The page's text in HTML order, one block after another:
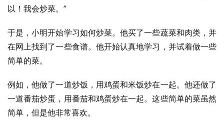
以！我会炒菜。”
于是，小明开始学习如何炒菜。他买了一些蔬菜和肉类，并
在网上找到了一些食谱。他开始认真地学习，并试着做一些
简单的菜。
例如，他做了一道炒饭，用鸡蛋和米饭炒在一起。他还做了
一道番茄炒蛋，用番茄和鸡蛋炒在一起。这些简单的菜虽然
简单，但是他非常喜欢。